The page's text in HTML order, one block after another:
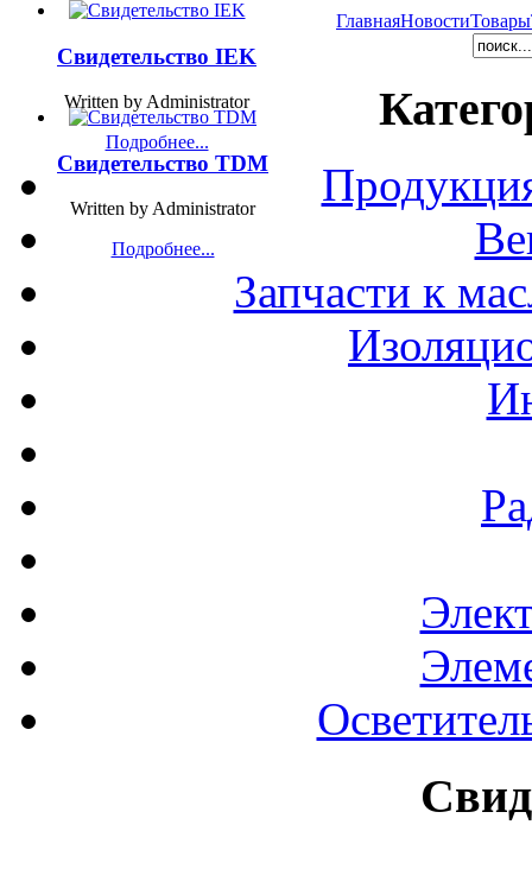
ГлавнаяНовостиТовары
Запчасти к
Свидетельство IEK
Written by Administrator
Подробнее...
Свидетельство TDM
Written by Administrator
Подробнее...